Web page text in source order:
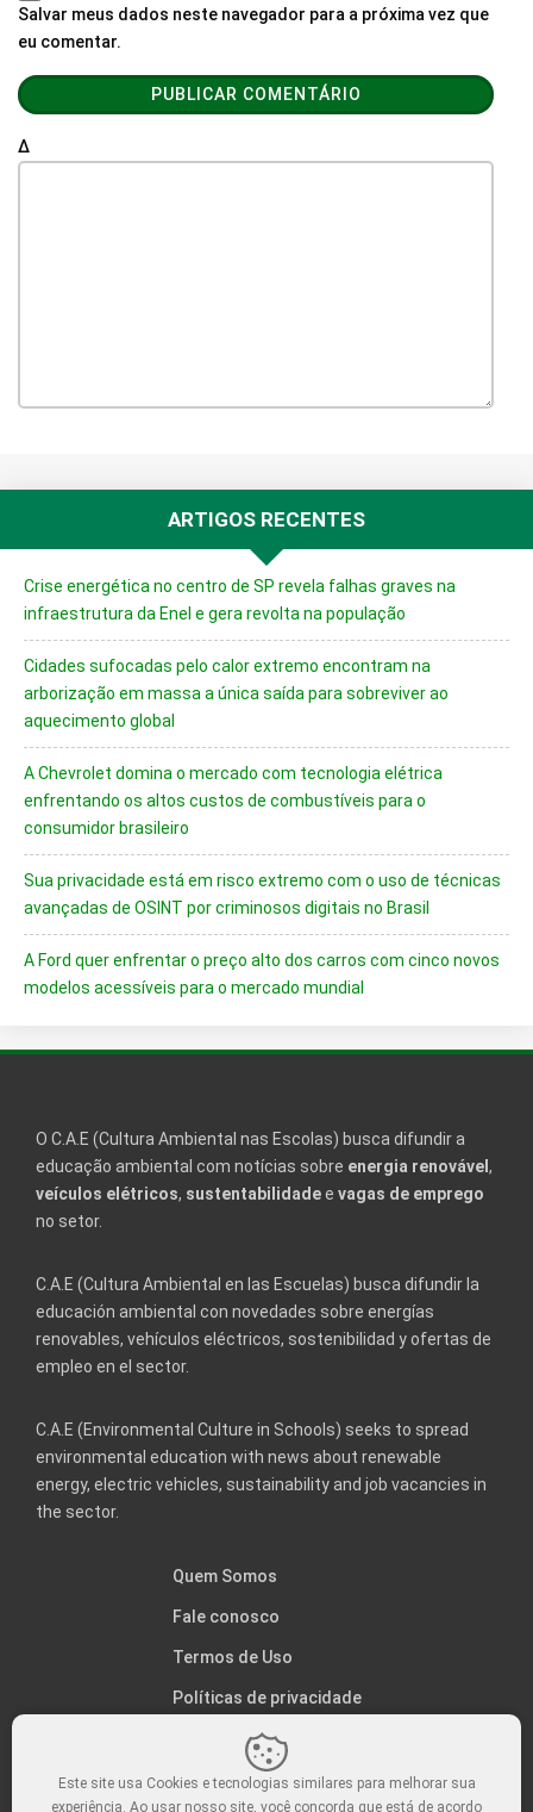
Salvar meus dados neste navegador para a próxima vez que
eu comentar.
Δ
ARTIGOS RECENTES
Crise energética no centro de SP revela falhas graves na
infraestrutura da Enel e gera revolta na população
Cidades sufocadas pelo calor extremo encontram na
arborização em massa a única saída para sobreviver ao
aquecimento global
A Chevrolet domina o mercado com tecnologia elétrica
enfrentando os altos custos de combustíveis para o
consumidor brasileiro
Sua privacidade está em risco extremo com o uso de técnicas
avançadas de OSINT por criminosos digitais no Brasil
A Ford quer enfrentar o preço alto dos carros com cinco novos
modelos acessíveis para o mercado mundial
O C.A.E (Cultura Ambiental nas Escolas) busca difundir a
educação ambiental com notícias sobre energia renovável ,
veículos elétricos, sustentabilidadee vagas de emprego
no setor.
C.A.E (Cultura Ambiental en las Escuelas) busca difundir la
educación ambiental con novedades sobre energías
renovables, vehículos eléctricos, sostenibilidad y ofertas de
empleo en el sector.
C.A.E (Environmental Culture in Schools) seeks to spread
environmental education with news about renewable
energy, electric vehicles, sustainability and job vacancies in
the sector.
Quem Somos
Fale conosco
Termos de Uso
Políticas de privacidade
Este site usa Cookies e tecnologias similares para melhorar sua
experiência. Ao usar nosso site, você concorda que está de acordo